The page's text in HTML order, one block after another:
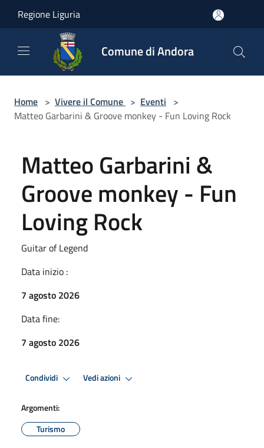
Regione Liguria
Comune di Andora
Home > Vivere il Comune > Eventi >
Matteo Garbarini & Groove monkey - Fun Loving Rock
Matteo Garbarini &
Groove monkey - Fun
Loving Rock
Guitar of Legend
Data inizio :
7 agosto 2026
Data fine:
7 agosto 2026
Condividi Vedi azioni
Argomenti:
Turismo